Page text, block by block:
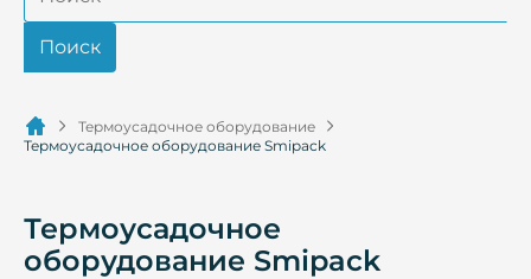
Термоусадочное оборудование
Термоусадочное оборудование Smipack
Термоусадочное
оборудование Smipack